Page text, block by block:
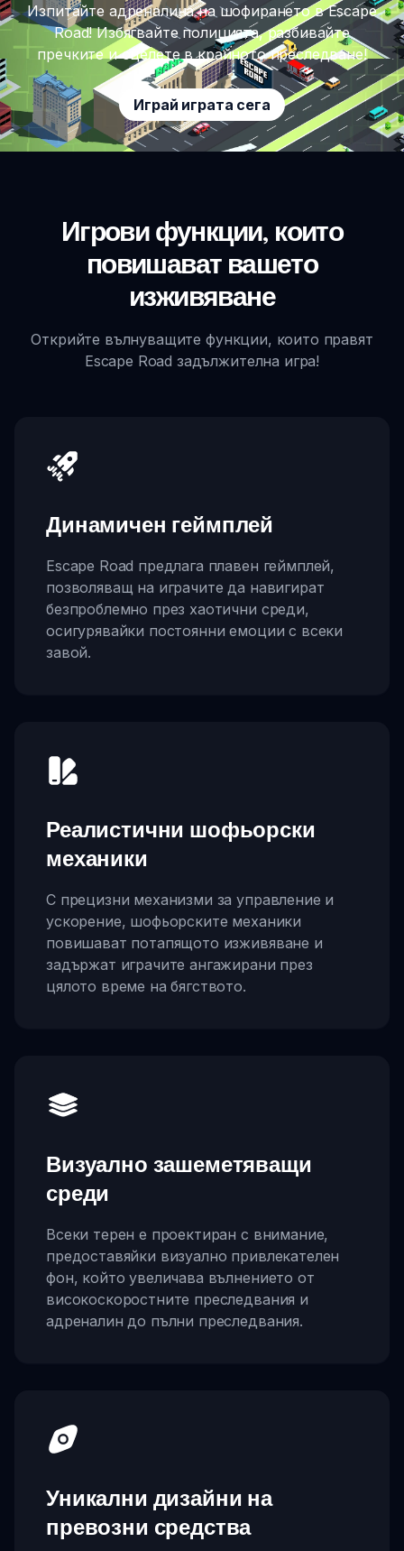
Изпитайте адреналина на шофирането в Escape
Road! Избягвайте полицията, разбивайте
пречките и оцелете в крайното преследване!
Играй играта сега
Игрови функции, които
повишават вашето
изживяване
Открийте вълнуващите функции, които правят
Escape Road задължителна игра!
Динамичен геймплей
Escape Road предлага плавен геймплей,
позволяващ на играчите да навигират
безпроблемно през хаотични среди,
осигурявайки постоянни емоции с всеки
завой.
Реалистични шофьорски
механики
С прецизни механизми за управление и
ускорение, шофьорските механики
повишават потапящото изживяване и
задържат играчите ангажирани през
цялото време на бягството.
Визуално зашеметяващи
среди
Всеки терен е проектиран с внимание,
предоставяйки визуално привлекателен
фон, който увеличава вълнението от
високоскоростните преследвания и
адреналин до пълни преследвания.
Уникални дизайни на
превозни средства